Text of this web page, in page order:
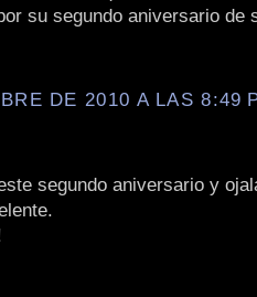
su segundo aniversario de
DE 2010 A LAS 8:49
segundo aniversario y